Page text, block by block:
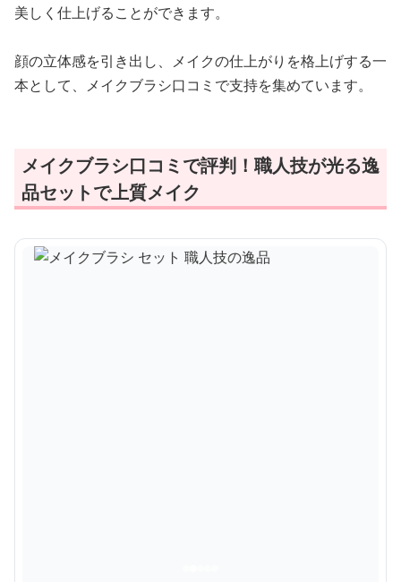
美しく仕上げることができます。
顔の立体感を引き出し、メイクの仕上がりを格上げする一
本として、メイクブラシ口コミで支持を集めています。
メイクブラシ口コミで評判！職人技が光る逸
品セットで上質メイク